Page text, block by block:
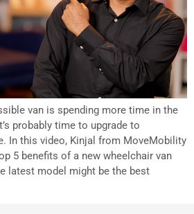
van is spending more time in the
probably time to upgrade to
In this video, Kinjal from MoveMobility
5 benefits of a new wheelchair van
latest model might be the best